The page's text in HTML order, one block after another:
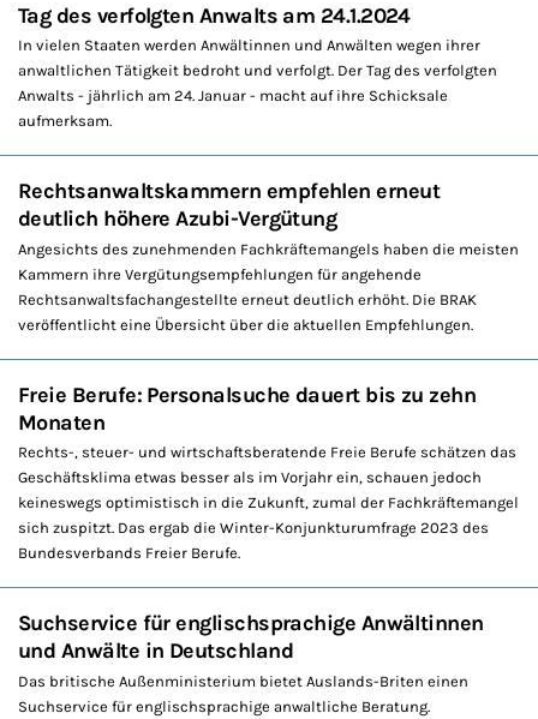
Tag des verfolgten Anwalts am 24.1.2024
In vielen Staaten werden Anwältinnen und Anwälten wegen ihrer
anwaltlichen Tätigkeit bedroht und verfolgt. Der Tag des verfolgten
Anwalts - jährlich am 24. Januar - macht auf ihre Schicksale
aufmerksam.
Rechtsanwaltskammern empfehlen erneut
deutlich höhere Azubi-Vergütung
Angesichts des zunehmenden Fachkräftemangels haben die meisten
Kammern ihre Vergütungsempfehlungen für angehende
Rechtsanwaltsfachangestellte erneut deutlich erhöht. Die BRAK
veröffentlicht eine Übersicht über die aktuellen Empfehlungen.
Freie Berufe: Personalsuche dauert bis zu zehn
Monaten
Rechts-, steuer- und wirtschaftsberatende Freie Berufe schätzen das
Geschäftsklima etwas besser als im Vorjahr ein, schauen jedoch
keineswegs optimistisch in die Zukunft, zumal der Fachkräftemangel
sich zuspitzt. Das ergab die Winter-Konjunkturumfrage 2023 des
Bundesverbands Freier Berufe.
Suchservice für englischsprachige Anwältinnen
und Anwälte in Deutschland
Das britische Außenministerium bietet Auslands-Briten einen
Suchservice für englischsprachige anwaltliche Beratung.